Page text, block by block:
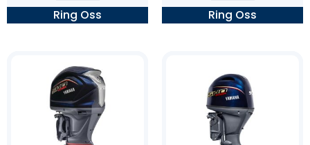
Ring Oss
Ring Oss